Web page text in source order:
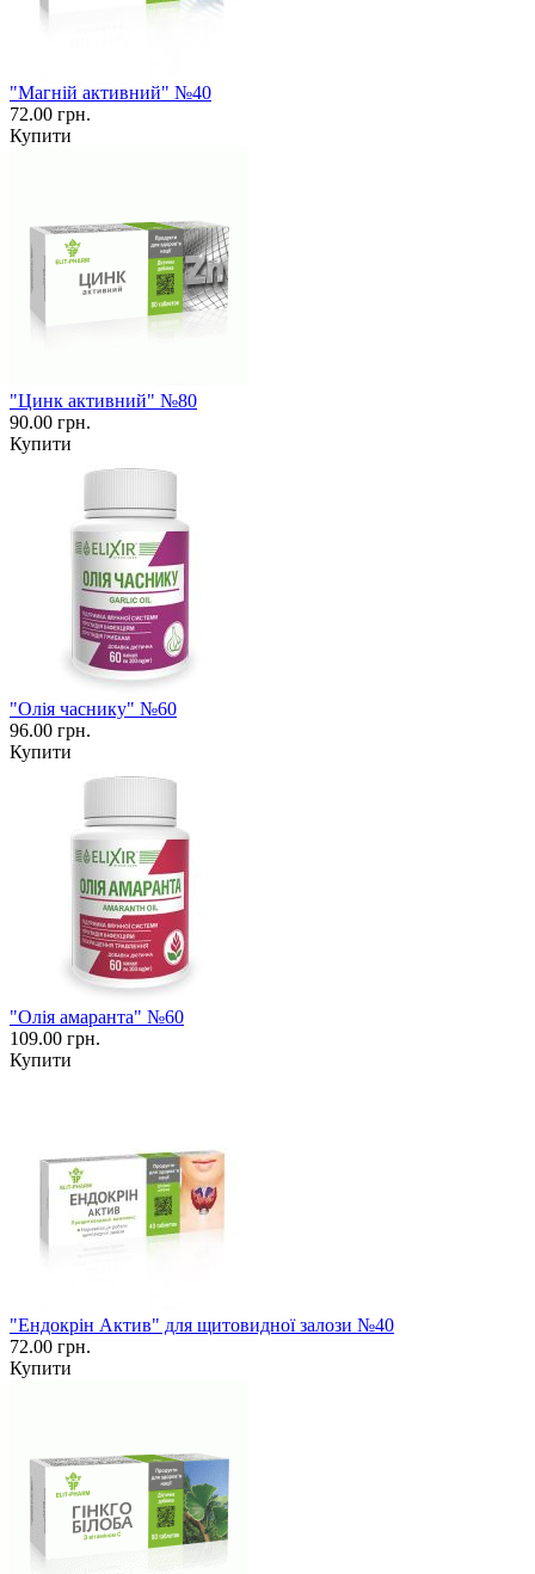
"Магній активний" №40
72.00 грн.
Купити
"Цинк активний" №80
90.00 грн.
Купити
"Олія часнику" №60
96.00 грн.
Купити
"Олія амаранта" №60
109.00 грн.
Купити
"Ендокрін Актив" для щитовидної залози №40
72.00 грн.
Купити